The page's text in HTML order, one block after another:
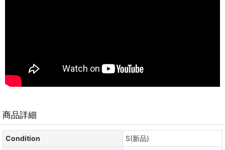
商品詳細
Condition
S(新品)